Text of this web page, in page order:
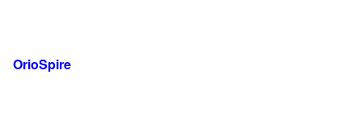
OrioSpire